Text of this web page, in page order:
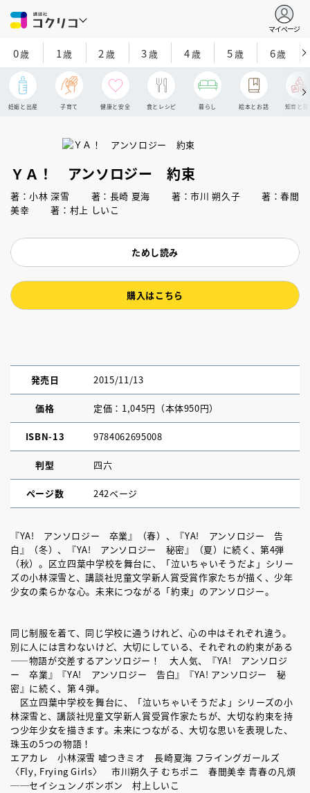
マイページ
0歳 1歳 2 歳 3歳 4歳 5歳 6歳
妊娠と出産 子育て 健康と安全 食とレシピ 暮らし 絵本とお話 知育と探
ＹＡ！ アンソロジー 約束
著：小林 深雪 著：長崎 夏海 著：市川 朔久子 著：春間
美幸 著：村上 しいこ
ためし読み
購入はこちら
発売日 2015/11/13
価格 定価：1,045円（本体950円）
ISBN-13 9784062695008
判型 四六
ページ数 242ページ
『YA! アンソロジー 卒業』（春）、『YA! アンソロジー 告
白』（冬）、『YA! アンソロジー 秘密』（夏）に続く、第4弾
（秋）。区立四葉中学校を舞台に、「泣いちゃいそうだよ」シリー
ズの小林深雪と、講談社児童文学新人賞受賞作家たちが描く、少年
少女の柔らかな心。未来につながる「約束」のアンソロジー。
同じ制服を着て、同じ学校に通うけれど、心の中はそれぞれ違う。
別に人には言わないけど、大切にしている、それぞれの約束がある
――物語が交差するアンソロジー！ 大人気、『YA! アンソロジ
ー 卒業』『YA! アンソロジー 告白』『YA! アンソロジー 秘
密』に続く、第４弾。
区立四葉中学校を舞台に、「泣いちゃいそうだよ」シリーズの小
林深雪と、講談社児童文学新人賞受賞作家たちが、大切な約束を持
つ少年少女を描きます。未来につながる、大切な思いを表現した、
珠玉の5つの物語！
エアカレ 小林深雪 嘘つきミオ 長崎夏海 フライングガールズ
〈Fly, Frying Girls〉 市川朔久子 むちポニ 春間美幸 青春の凡煩
──セイシュンノボンボン 村上しいこ